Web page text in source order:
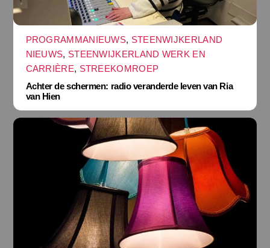
PROGRAMMANIEUWS, STEENWIJKERLAND
NIEUWS, STEENWIJKERLAND WERK EN
CARRIÈRE, STREEKOMROEP
Achter de schermen: radio veranderde leven van Ria
van Hien